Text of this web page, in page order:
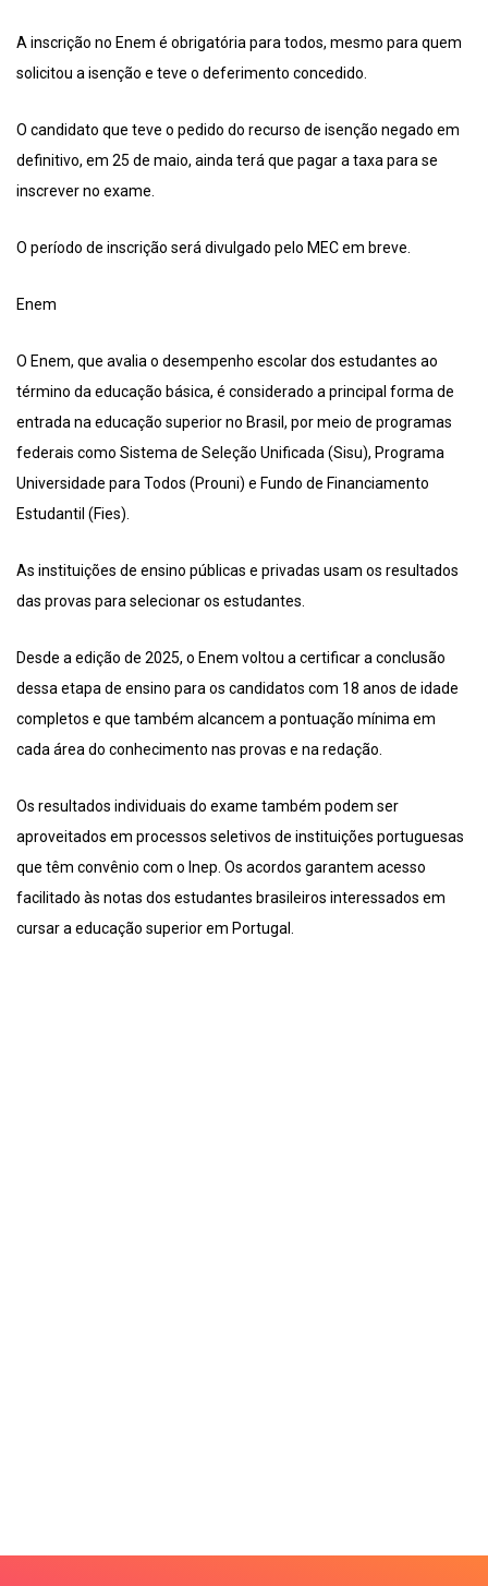
A inscrição no Enem é obrigatória para todos, mesmo para quem
solicitou a isenção e teve o deferimento concedido.
O candidato que teve o pedido do recurso de isenção negado em
definitivo, em 25 de maio, ainda terá que pagar a taxa para se
inscrever no exame.
O período de inscrição será divulgado pelo MEC em breve.
Enem
O Enem, que avalia o desempenho escolar dos estudantes ao
término da educação básica, é considerado a principal forma de
entrada na educação superior no Brasil, por meio de programas
federais como Sistema de Seleção Unificada (Sisu), Programa
Universidade para Todos (Prouni) e Fundo de Financiamento
Estudantil (Fies).
As instituições de ensino públicas e privadas usam os resultados
das provas para selecionar os estudantes.
Desde a edição de 2025, o Enem voltou a certificar a conclusão
dessa etapa de ensino para os candidatos com 18 anos de idade
completos e que também alcancem a pontuação mínima em
cada área do conhecimento nas provas e na redação.
Os resultados individuais do exame também podem ser
aproveitados em processos seletivos de instituições portuguesas
que têm convênio com o Inep. Os acordos garantem acesso
facilitado às notas dos estudantes brasileiros interessados em
cursar a educação superior em Portugal.